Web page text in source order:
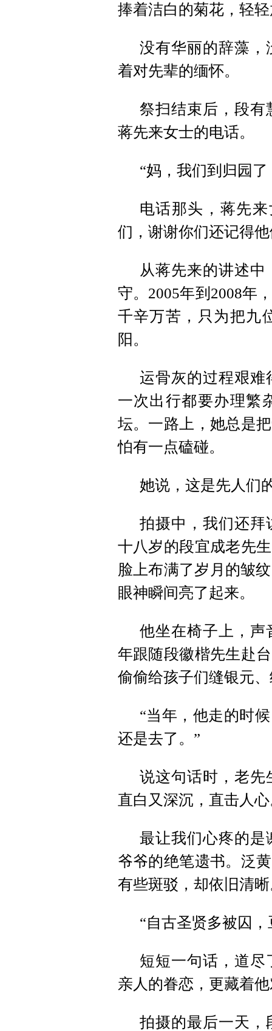
捧着洁白的菊花，轻
没有华丽的辞藻，
着对先辈的缅怀。
祭扫结束后，段有
蒋先来女士的电话。
“妈，我们到归园
电话那头，蒋先
们，谢谢你们还记得他
从蒋先来的讲述
守。2005年到2008年
千辛万苦，只为把九
阳。
运骨灰的过程艰难
一次出行都要办理繁
坛。一路上，她总是
怕有一点磕碰。
她说，这是先人们
拍摄中，我们还
十八岁的段宜成老先
脸上布满了岁月的皱
眼神瞬间亮了起来。
他坐在椅子上，声
年跟随段徽楷先生赴
偷偷给孩子们缝银元
“当年，他走的时
还是去了。”
说这句话时，老先
直白又深沉，直击人
最让我们心疼的是
爷爷的绝笔遗书。泛
有些斑驳，却依旧清
“自古圣贤多被囚
短短一句话，道
亲人的眷恋，更藏着
拍摄的最后一天，